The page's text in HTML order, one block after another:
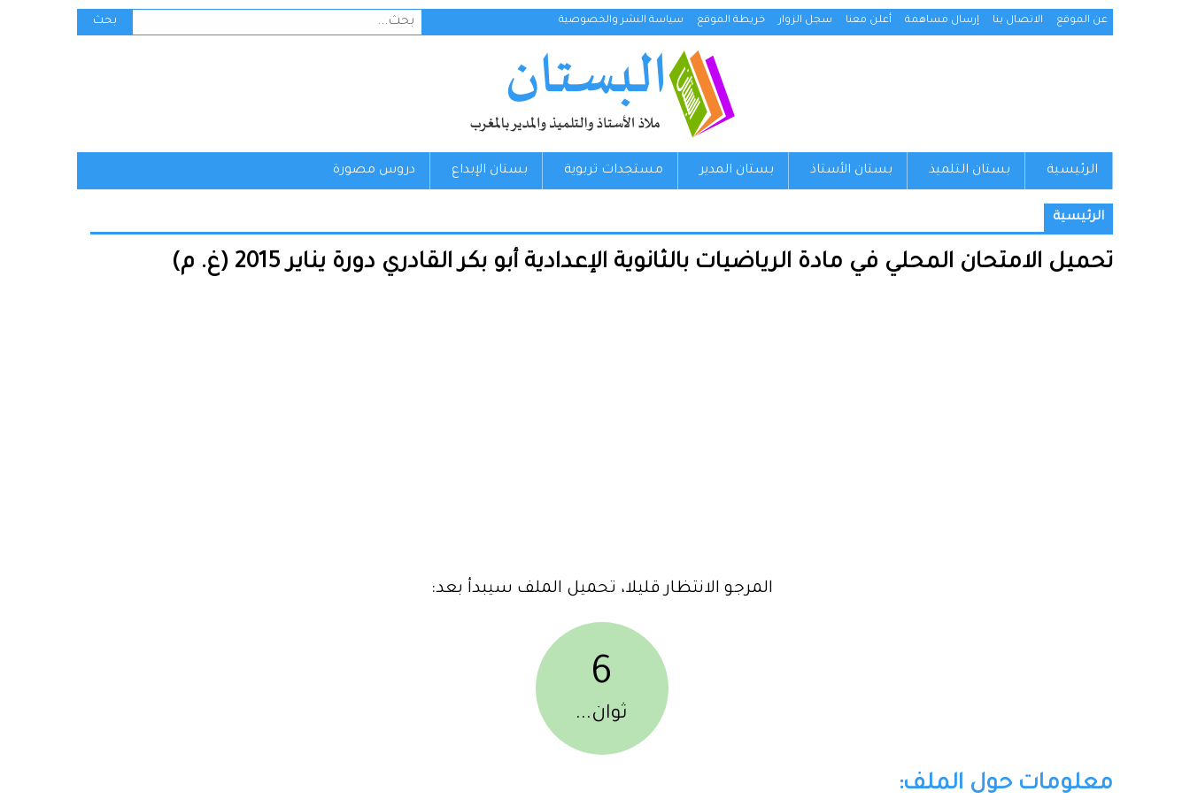
عن الموقع الاتصال بنا إرسال مساهمة أعلن معنا سجل الزوار خريطة الموقع سياسة النشر والخصوصية
البحث
عن:
بحث
الرئيسية بستان التلميذ بستان الأستاذ بستان المدير مستجدات تربوية بستان الإبداع دروس مصورة
الرئيسية
تحميل الامتحان المحلي في مادة الرياضيات بالثانوية الإعدادية أبو بكر القادري دورة يناير 2015 (غ. م)
المرجو الانتظار قليلا، تحميل الملف سيبدأ بعد:
6
ثوان...
معلومات حول الملف: